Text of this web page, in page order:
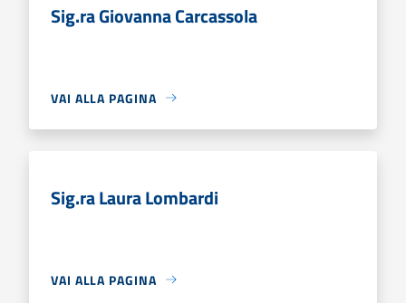
Sig.ra Giovanna Carcassola
VAI ALLA PAGINA
Sig.ra Laura Lombardi
VAI ALLA PAGINA